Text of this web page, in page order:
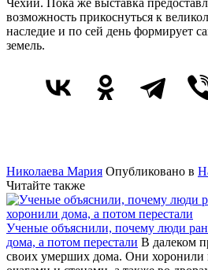
возможность прикоснуться к
наследие и по сей день формирует
земель.
Николаева Мария Опубликовано в
Читайте также
Ученые объяснили, почему люди
дома, а потом перестали В далеком
своих умерших дома. Они хоронили